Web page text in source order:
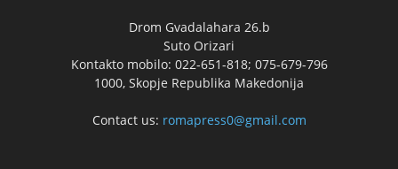
Drom Gvadalahara 26.b
Suto Orizari
Kontakto mobilo: 022-651-818; 075-679-796
1000, Skopje Republika Makedonija
Contact us: romapress0@gmail.com